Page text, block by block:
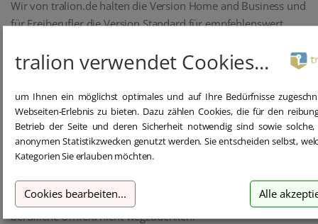
Wir von tralion.de halten die Version Home and Business und
für Freiberufler die Version Standard für empfehlenswert.
Was sind die wichtigsten
Programme im Office-Paket?
Mit Word dem Textprogramm von Microsoft ist wohl das
wichtigste Programm gefunden, die Tabellenkalkulation Excel
ist gleichfalls nicht weg zu denken; danach ist Outlook als
extrem mächtiges Werkzeug für die E-Mail, Kalender,
Kontakte und Aufgaben Verarbeitung in einem Tool für das
berufliche Umfeld nicht wegzudenken.
tralion verwendet Cookies...
um Ihnen ein möglichst optimales und auf Ihre Bedürfnisse
Webseiten-Erlebnis zu bieten. Dazu zählen Cookies, die für den
Betrieb der Seite und deren Sicherheit notwendig sind sowie
anonymen Statistikzwecken genutzt werden. Sie entscheiden selbst,
Kategorien Sie erlauben möchten.
Cookies bearbeiten... Alle